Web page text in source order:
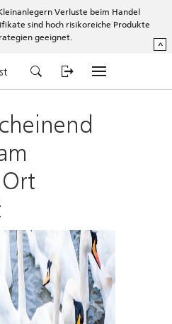
Verluste beim Handel
sind hoch risikoreiche Produkte
geeignet.
^